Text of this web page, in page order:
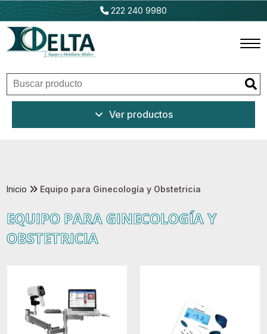
222 240 9980
Inicio
Outlet
Ventajas
Contacto
Ver productos
Inicio Equipo para Ginecología y Obstetricia
EQUIPO PARA GINECOLOGÍA Y
OBSTETRICIA